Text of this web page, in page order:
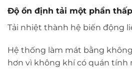
Độ ổn định tải một phần
Tải nhiệt thành hệ biến động
Hệ thống làm mát bằng
hơn vì không khí có quán tính